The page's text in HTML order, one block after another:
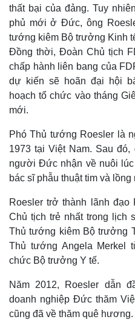
Thế giới
Quan sát
Hồ sơ
thất bại của đảng. Tuy
phủ mới ở Đức, ông
tướng kiêm Bộ trưởng Kinh
Đồng thời, Đoàn Chủ tịch
chấp hành liên bang của
dự kiến sẽ hoãn đại hội
hoạch tổ chức vào tháng
mới.
Phó Thủ tướng Roesler là
1973 tại Việt Nam. Sau
người Đức nhận về nuôi
bác sĩ phẫu thuật tim và lồng
Roesler trở thành lãnh
Chủ tịch trẻ nhất trong lịch
Thủ tướng kiêm Bộ trưởng
Thủ tướng Angela Merkel
chức Bộ trưởng Y tế.
Năm 2012, Roesler dẫn
doanh nghiệp Đức thăm
cũng đã về thăm quê hương.